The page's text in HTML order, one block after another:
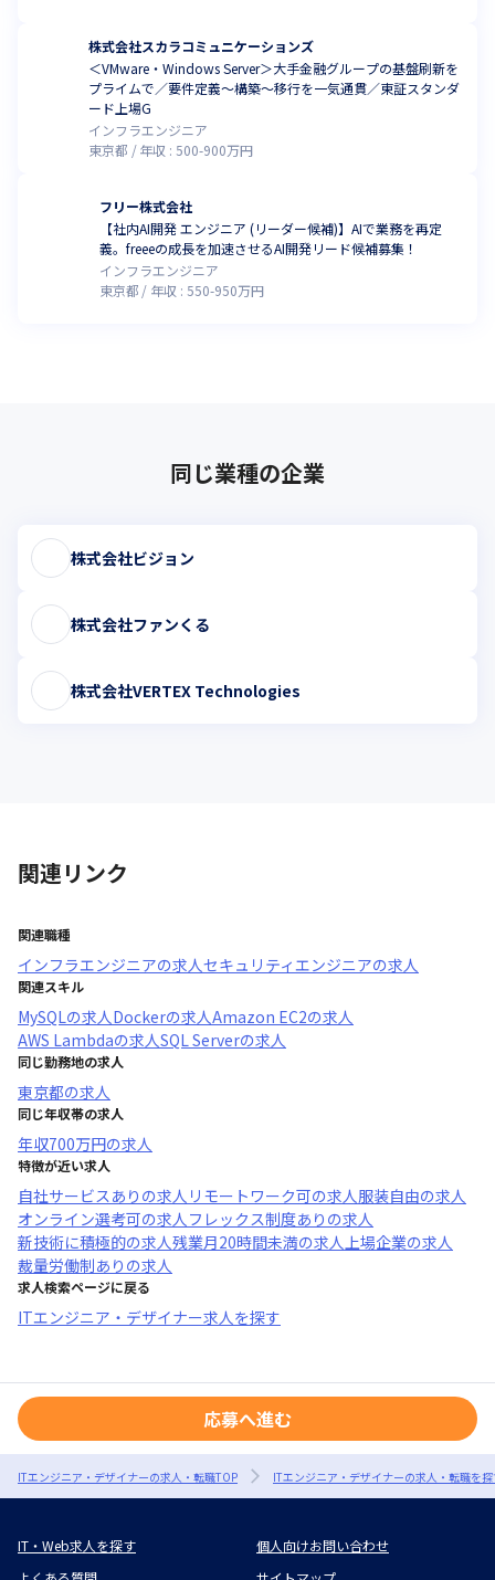
株式会社スカラコミュニケーションズ
＜VMware・Windows Server＞大手金融グループの基盤刷新を
プライムで／要件定義〜構築〜移行を一気通貫／東証スタンダ
ード上場G
インフラエンジニア
東京都
年収 :500-900万円
フリー株式会社
【社内AI開発 エンジニア (リーダー候補)】AIで業務を再定
義。freeeの成長を加速させるAI開発リード候補募集！
インフラエンジニア
東京都
年収 : 550-950万円
同じ業種の企業
株式会社ビジョン
株式会社ファンくる
株式会社VERTEX Technologies
関連リンク
関連職種
インフラエンジニアの求人セキュリティエンジニアの求人
関連スキル
MySQLの求人Dockerの求人Amazon EC2の求人
AWS Lambdaの求人SQL Serverの求人
同じ勤務地の求人
東京都の求人
同じ年収帯の求人
年収700万円の求人
特徴が近い求人
自社サービスあり の求人 リモートワーク可の求人服装自由の求人
オンライン選考可の求人フレックス制度あり の求人
新技術に積極的の求人残業月20時間未満の求人上場企業の求人
裁量労働制あり の求人
求人検索ページに戻る
ITエンジニア・デザイナー求人を探す
応募へ進む
ITエンジニア・デザイナーの求人・転職TOP ITエンジニア・デザイナーの求人・転職を
IT・Web求人を探す
個人向けお問い合わせ